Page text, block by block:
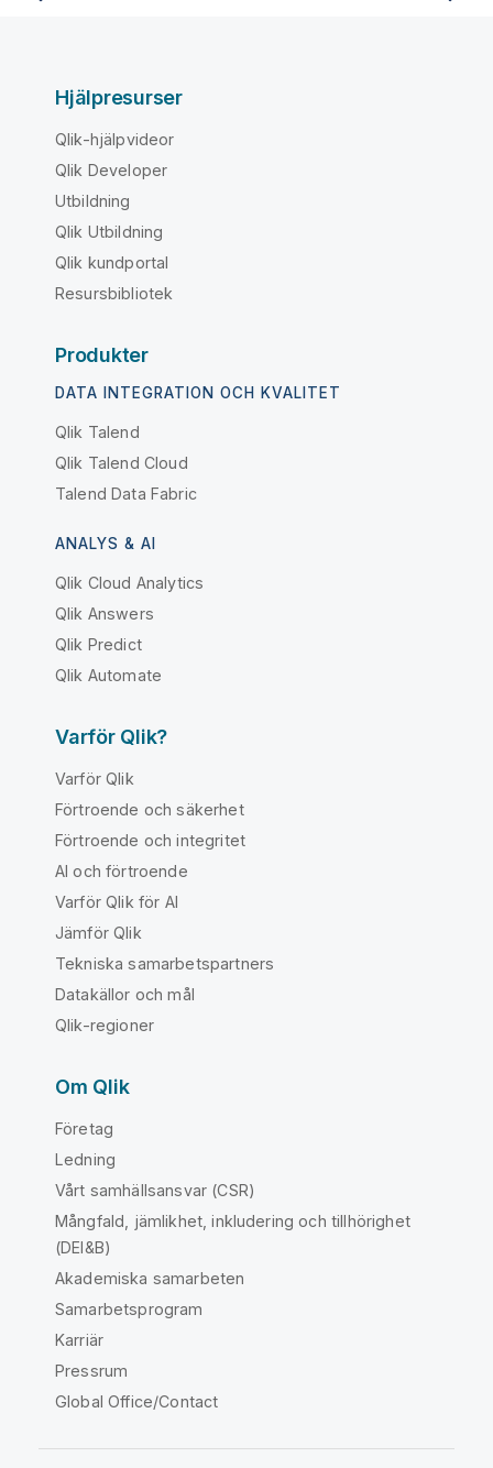
Hjälpresurser
Qlik-hjälpvideor
Qlik Developer
Utbildning
Qlik Utbildning
Qlik kundportal
Resursbibliotek
Produkter
DATA INTEGRATION OCH KVALITET
Qlik Talend
Qlik Talend Cloud
Talend Data Fabric
ANALYS & AI
Qlik Cloud Analytics
Qlik Answers
Qlik Predict
Qlik Automate
Varför Qlik?
Varför Qlik
Förtroende och säkerhet
Förtroende och integritet
AI och förtroende
Varför Qlik för AI
Jämför Qlik
Tekniska samarbetspartners
Datakällor och mål
Qlik-regioner
Om Qlik
Företag
Ledning
Vårt samhällsansvar (CSR)
Mångfald, jämlikhet, inkludering och tillhörighet
(DEI&B)
Akademiska samarbeten
Samarbetsprogram
Karriär
Pressrum
Global Office/Contact